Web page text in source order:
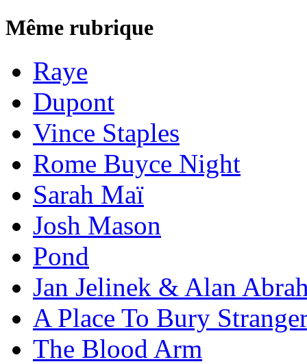
Même rubrique
Raye
Dupont
Vince Staples
Rome Buyce Night
Sarah Maï
Josh Mason
Pond
Jan Jelinek & Alan
A Place To Bury
The Blood Arm